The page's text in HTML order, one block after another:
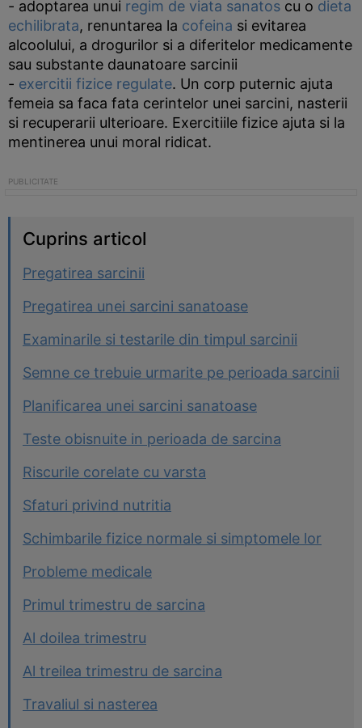
- adoptarea unui regim de viata sanatos cu o dieta
echilibrata, renuntarea la cofeina si evitarea
alcoolului, a drogurilor si a diferitelor medicamente
sau substante daunatoare sarcinii
- exercitii fizice regulate. Un corp puternic ajuta
femeia sa faca fata cerintelor unei sarcini, nasterii
si recuperarii ulterioare. Exercitiile fizice ajuta si la
mentinerea unui moral ridicat.
Cuprins articol
Pregatirea sarcinii
Pregatirea unei sarcini sanatoase
Examinarile si testarile din timpul sarcinii
Semne ce trebuie urmarite pe perioada sarcinii
Planificarea unei sarcini sanatoase
Teste obisnuite in perioada de sarcina
Riscurile corelate cu varsta
Sfaturi privind nutritia
Schimbarile fizice normale si simptomele lor
Probleme medicale
Primul trimestru de sarcina
Al doilea trimestru
Al treilea trimestru de sarcina
Travaliul si nasterea